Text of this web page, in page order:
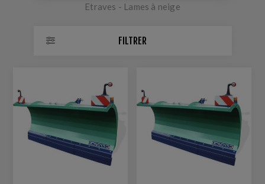
Etraves - Lames à neige
FILTRER